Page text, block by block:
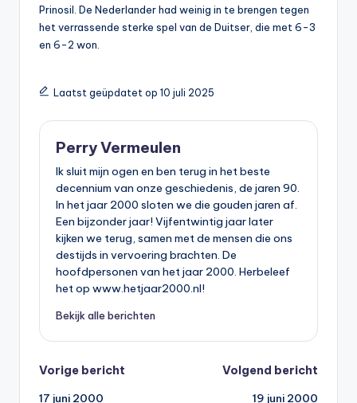
Prinosil. De Nederlander had weinig in te brengen tegen
het verrassende sterke spel van de Duitser, die met 6-3
en 6-2 won.
Laatst geüpdatet op 10 juli 2025
Perry Vermeulen
Ik sluit mijn ogen en ben terug in het beste
decennium van onze geschiedenis, de jaren 90.
In het jaar 2000 sloten we die gouden jaren af.
Een bijzonder jaar! Vijfentwintig jaar later
kijken we terug, samen met de mensen die ons
destijds in vervoering brachten. De
hoofdpersonen van het jaar 2000. Herbeleef
het op www.hetjaar2000.nl!
Bekijk alle berichten
Bericht
Vorige bericht
17 juni 2000
Volgend bericht
19 juni 2000